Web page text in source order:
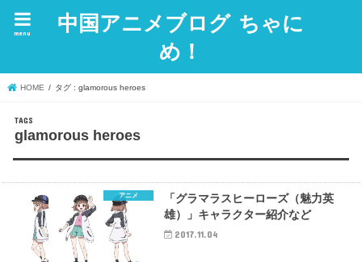
中国アニメブログ ちゃに
め！
menu
HOME タグ : glamorous heroes
glamorous heroes
アニメ
「グラマラスヒーローズ（魅力英
雄）」キャラクター紹介など
2017.11.04